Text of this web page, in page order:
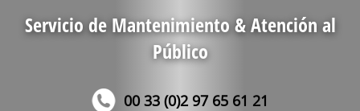
Servicio de Mantenimiento & Atención al
Público
00 33 (0)2 97 65 61 21